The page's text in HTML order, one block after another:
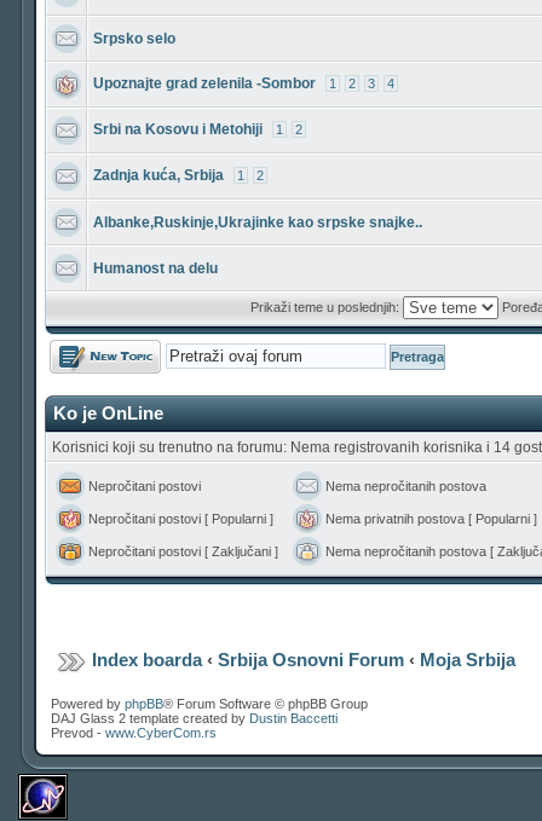
Srpsko selo
Upoznajte grad zelenila -Sombor 1 2 3 4
Srbi na Kosovu i Metohiji 1 2
Zadnja kuća, Srbija 1 2
Albanke,Ruskinje,Ukrajinke kao srpske snajke..
Humanost na delu
Prikaži teme u poslednjih:
Počni novu temu
Ko je OnLine
Korisnici koji su trenutno na forumu: Nema registrovanih korisnika i 14
Nepročitani postovi Nema nepročitanih postova
Nepročitani postovi [ Popularni ] Nema privatnih postova [ Popularni ]
Nepročitani postovi [ Zaključani ] Nema nepročitanih postova [
Index boarda‹Srbija Osnovni Forum ‹ Moja Srbija
Powered by phpBB® Forum Software © phpBB Group
DAJ Glass 2 template created by Dustin Baccetti
Prevod - www.CyberCom.rs